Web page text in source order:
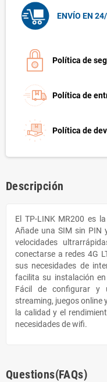
ENVÍO EN
Política de
Política de
Política de
Descripción
El TP-LINK MR200 es
Añade una SIM sin PIN
velocidades
conectarse a redes 4G
sus necesidades de
facilita su instalación
Fácil de configurar y
streaming, juegos online
la calidad y el
necesidades de wifi.
Questions(FAQs)